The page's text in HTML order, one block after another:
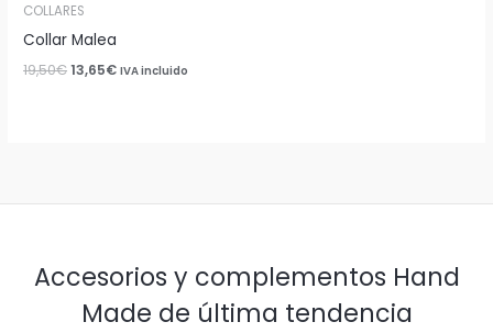
COLLARES
Collar Malea
19,50€13,65€ IVA incluido
Accesorios y complementos Hand
Made de última tendencia